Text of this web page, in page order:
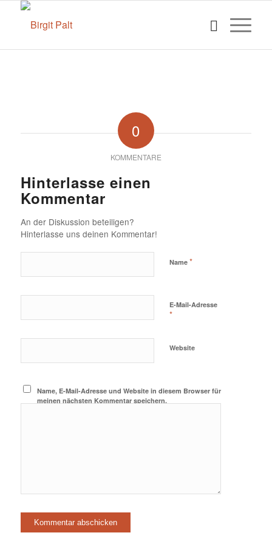
0
KOMMENTARE
Hinterlasse einen
Kommentar
An der Diskussion beteiligen?
Hinterlasse uns deinen Kommentar!
Name *
E-Mail-Adresse
*
Website
Name, E-Mail-Adresse und Website in diesem Browser für
meinen nächsten Kommentar speichern.